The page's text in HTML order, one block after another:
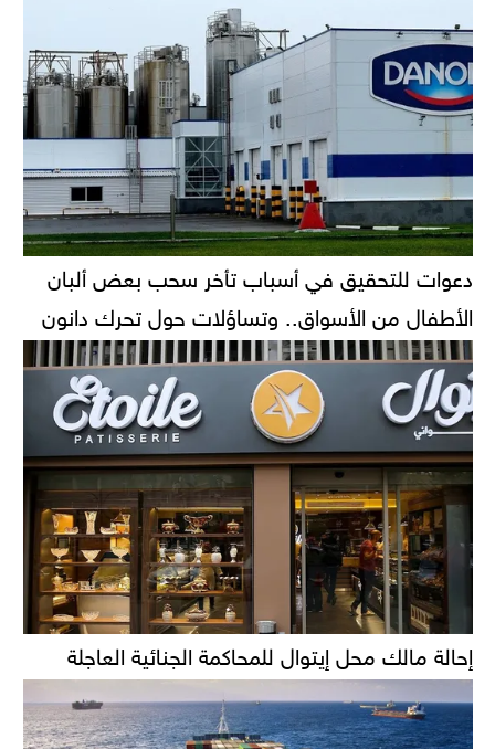
دعوات للتحقيق في أسباب تأخر سحب بعض ألبان
الأطفال من الأسواق.. وتساؤلات حول تحرك دانون
إحالة مالك محل إيتوال للمحاكمة الجنائية العاجلة